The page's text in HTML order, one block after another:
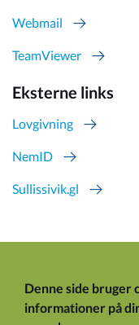
Webmail
TeamViewer
Eksterne links
Lovgivning
NemID
Sullissivik.gl
Denne side bruger
informationer på